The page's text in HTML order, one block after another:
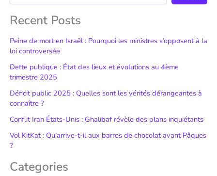
Recent Posts
Peine de mort en Israël : Pourquoi les ministres s’opposent à la
loi controversée
Dette publique : État des lieux et évolutions au 4ème
trimestre 2025
Déficit public 2025 : Quelles sont les vérités dérangeantes à
connaître ?
Conflit Iran États-Unis : Ghalibaf révèle des plans inquiétants
Vol KitKat : Qu’arrive-t-il aux barres de chocolat avant Pâques
?
Categories